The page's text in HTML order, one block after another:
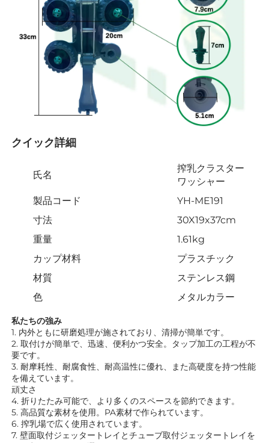
クイック詳細
氏名
搾乳クラスター
ワッシャー
製品コード
YH-ME191
寸法
30X19x37cm
重量
1.61kg
カップ材料
プラスチック
材質
ステンレス鋼
色
メタルカラー
私たちの強み
1. 内外ともに研磨処理が施されており、清掃が簡単です。
2. 取付けが簡単で、迅速、便利かつ安全。タップ加工の工程が不
要です。
3. 耐摩耗性、耐腐食性、耐高温性に優れ、また高硬度を持つ性能
を備えています。
頑丈さ
4. 折りたたみ可能で、より多くのスペースを節約できます。
5. 高品質な素材を使用。PA素材で作られています。
6. 搾乳場で広く使用されています。
7. 壁面取付ジェッタートレイとチューブ取付ジェッタートレイを